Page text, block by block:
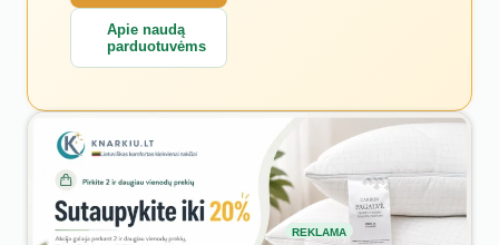
Apie naudą
parduotuvėms
REKLAMA